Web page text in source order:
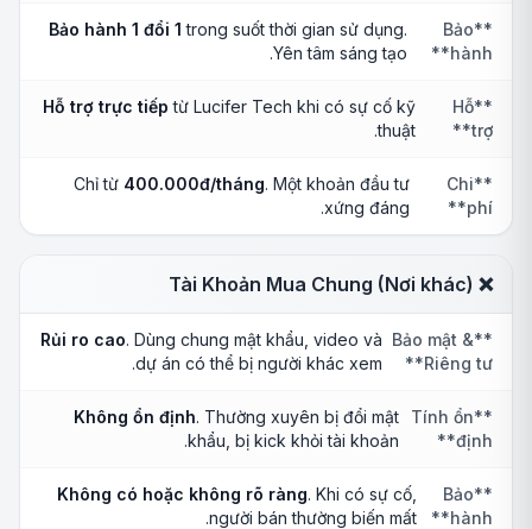
**Bảo
hành**
Bảo hành 1 đổi 1 trong suốt thời gian sử dụng.
Yên tâm sáng tạo.
**Hỗ
trợ**
Hỗ trợ trực tiếp từ Lucifer Tech khi có sự cố kỹ
thuật.
**Chi
phí**
Chỉ từ 400.000đ/tháng. Một khoản đầu tư
xứng đáng.
❌ Tài Khoản Mua Chung (Nơi khác)
**Bảo mật &
Riêng tư**
Rủi ro cao. Dùng chung mật khẩu, video và
dự án có thể bị người khác xem.
**Tính ổn
định**
Không ổn định. Thường xuyên bị đổi mật
khẩu, bị kick khỏi tài khoản.
**Bảo
hành**
Không có hoặc không rõ ràng. Khi có sự cố,
người bán thường biến mất.